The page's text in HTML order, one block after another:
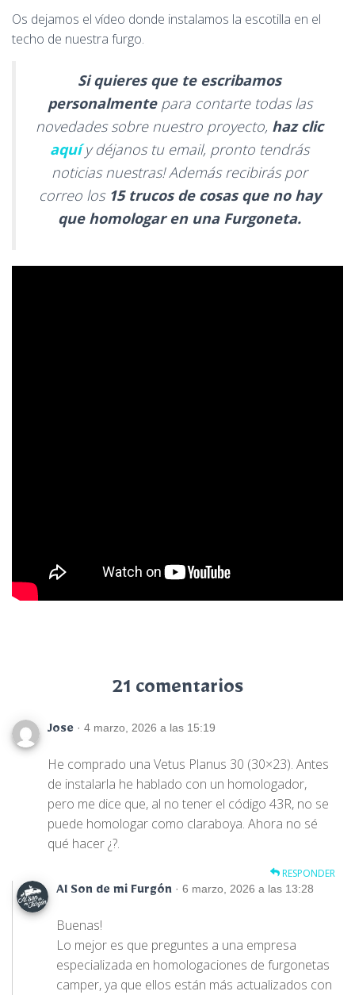
Os dejamos el vídeo donde instalamos la escotilla en el
techo de nuestra furgo.
Si quieres que te escribamos
personalmentepara contarte todas las
novedades sobre nuestro proyecto, haz clic
aquíy déjanos tu email, pronto tendrás
noticias nuestras! Además recibirás por
correo los 15 trucos de cosas que no hay
que homologar en una Furgoneta.
21 comentarios
Jose · 4 marzo, 2026 a las 15:19
He comprado una Vetus Planus 30 (30×23). Antes
de instalarla he hablado con un homologador,
pero me dice que, al no tener el código 43R, no se
puede homologar como claraboya. Ahora no sé
qué hacer ¿?.
RESPONDER
Al Son de mi Furgón · 6 marzo, 2026 a las 13:28
Buenas!
Lo mejor es que preguntes a una empresa
especializada en homologaciones de furgonetas
camper, ya que ellos están más actualizados con